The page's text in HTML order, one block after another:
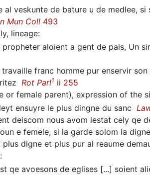
al veskunte de bature u de medlee,
Mun Coll 493
lineage:
propheter aloient a gent de pais, Un
franc homme pur enservir son
Rot Parl1 ii 255
or female parent), expression of the
ensuyre le plus dingne du sanc
deiscom nous avom lestat cely qe
e femele, si la garde solom la
plus digne et plus pur al reaume
:
qe avoesons de eglises [...] soient